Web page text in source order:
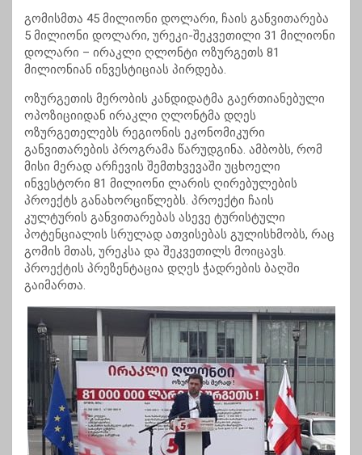
გომისმთა 45 მილიონი დოლარი, ჩაის განვითარება
5 მილიონი დოლარი, ურეკი-შეკვეთილი 31 მილიონი
დოლარი – ირაკლი ღლონტი ოზურგეთს 81
მილიონიან ინვესტიციას პირდება.
ოზურგეთის მერობის კანდიდატმა გაერთიანებული
ოპოზიციიდან ირაკლი ღლონტმა დღეს
ოზურგეთელებს რეგიონის ეკონომიკური
განვითარების პროგრამა წარუდგინა. ამბობს, რომ
მისი მერად არჩევის შემთხვევაში უცხოელი
ინვესტორი 81 მილიონი ლარის ღირებულების
პროექტს განახორციწლებს. პროექტი ჩაის
კულტურის განვითარებას ასევე ტურისტული
პოტენციალის სრულად ათვისებას გულისხმობს, რაც
გომის მთას, ურეკსა და შეკვეთილს მოიცავს.
პროექტის პრეზენტაცია დღეს ჭადრების ბაღში
გაიმართა.